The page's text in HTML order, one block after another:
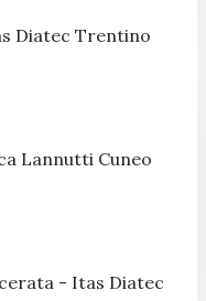
Diatec Trentino
Lannutti Cuneo
- Itas Diatec